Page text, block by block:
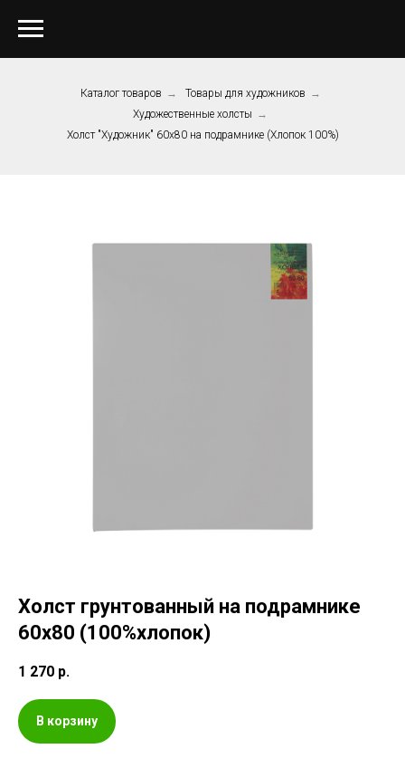
Каталог товаров → Товары для художников →
Художественные холсты →
Холст "Художник" 60х80 на подрамнике (Хлопок 100%)
Холст грунтованный на подрамнике
60х80 (100%хлопок)
1 270 р.
В корзину